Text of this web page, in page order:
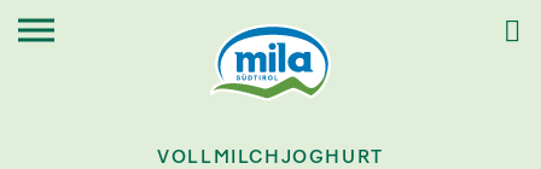
VOLLMILCHJOGHURT